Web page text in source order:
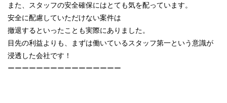
また、スタッフの安全確保にはとても気を配っています。
安全に配慮していただけない案件は
撤退するといったことも実際にありました。
目先の利益よりも、まずは働いているスタッフ第一という意識が
浸透した会社です！
ーーーーーーーーーーーーーーーー